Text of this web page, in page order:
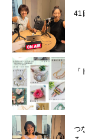
41
つ